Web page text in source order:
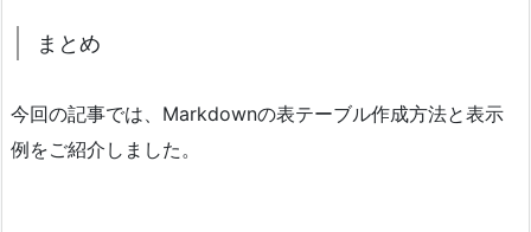
まとめ
今回の記事では、Markdownの表テーブル作成方法と表示
例をご紹介しました。